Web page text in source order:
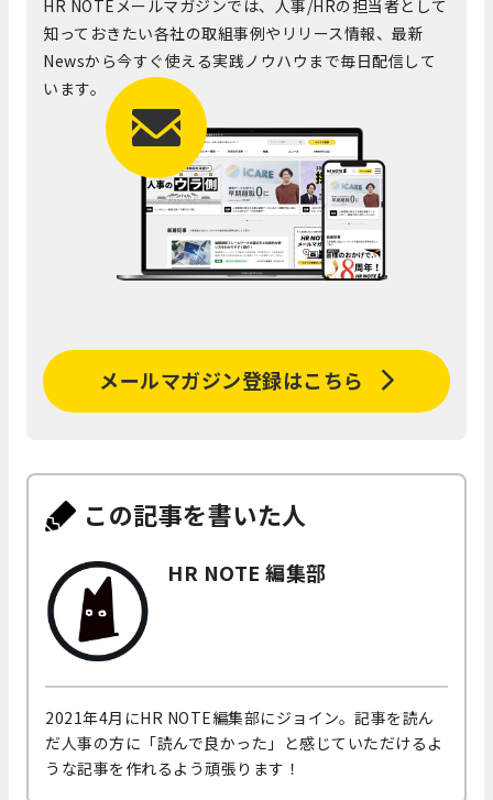
HR NOTEメールマガジンでは、人事/HRの担当者として
知っておきたい各社の取組事例やリリース情報、最新
Newsから今すぐ使える実践ノウハウまで毎日配信して
います。
メールマガジン登録はこちら
この記事を書いた人
HR NOTE 編集部
2021年4月にHR NOTE編集部にジョイン。記事を読ん
だ人事の方に「読んで良かった」と感じていただけるよ
うな記事を作れるよう頑張ります！